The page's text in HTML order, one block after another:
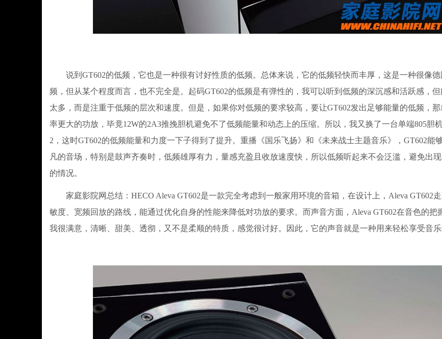
说到GT602的低频，它也是一种很有讨好性质的低频。总体来说，它的低频轻快而丰厚，这是一种很像德
频，但从某个程度而言，也不完全是。起码GT602的低频是有弹性的，我可以听到低频的深沉感和活跃感，
太多，而是注重于低频的层次和速度。但是，如果你对低频的要求较高，要让GT602发出足够能量的低频，
率更大的功放，毕竟12W的2A3推挽胆机避免不了低频能量和动态上的压缩。所以，我又换了一台单端805胆
2，这时GT602的低频能量和力度一下子得到了提升。重播《国乐飞扬》和《未来战士主题音乐》，GT602能
凡的音场，特别是鼓声齐奏时，低频雄厚有力，量感充盈且收放速度快，所以低频听起来不会泛滥，避免出
的情况。
家庭影院网总结：HECO Aleva GT602是一款完全考虑到一般家用环境的音箱，在设计上，Aleva GT602
敏度、宽频回放的路线，能通过优化自身的性能来降低对功放的要求。而声音方面，Aleva GT602在音色的把
我很满意，清晰、甜美、透彻，又不是柔顺的特质，感觉很讨好。因此，它的声音就是一种用来轻松享受音乐